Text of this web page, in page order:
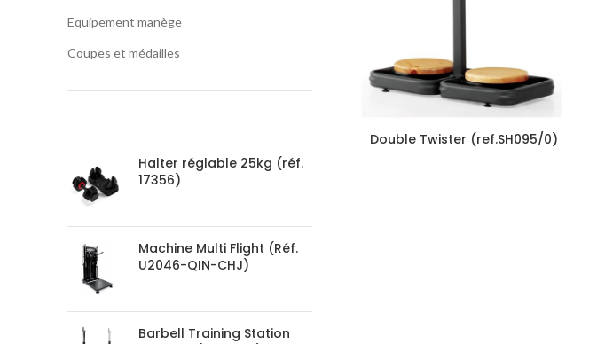
Equipement manège
Coupes et médailles
Halter réglable 25kg (réf.
17356)
Machine Multi Flight (Réf.
U2046-QIN-CHJ)
Barbell Training Station
Double Twister (ref.SH095/0)